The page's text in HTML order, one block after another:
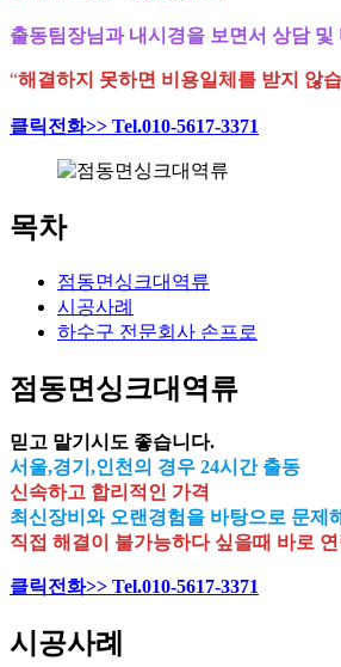
출동팀장님과 내시경을 보면서 상담 및
“해결하지 못하면 비용일체를 받지 않
클릭전화>> Tel.010-5617-3371
목차
점동면싱크대역류
시공사례
하수구 전문회사 손프로
점동면싱크대역류
믿고 맡기시도 좋습니다.
서울,경기,인천의 경우 24시간 출동
신속하고 합리적인 가격
최신장비와 오랜경험을 바탕으로 문제
직접 해결이 불가능하다 싶을때 바로
클릭전화>> Tel.010-5617-3371
시공사례